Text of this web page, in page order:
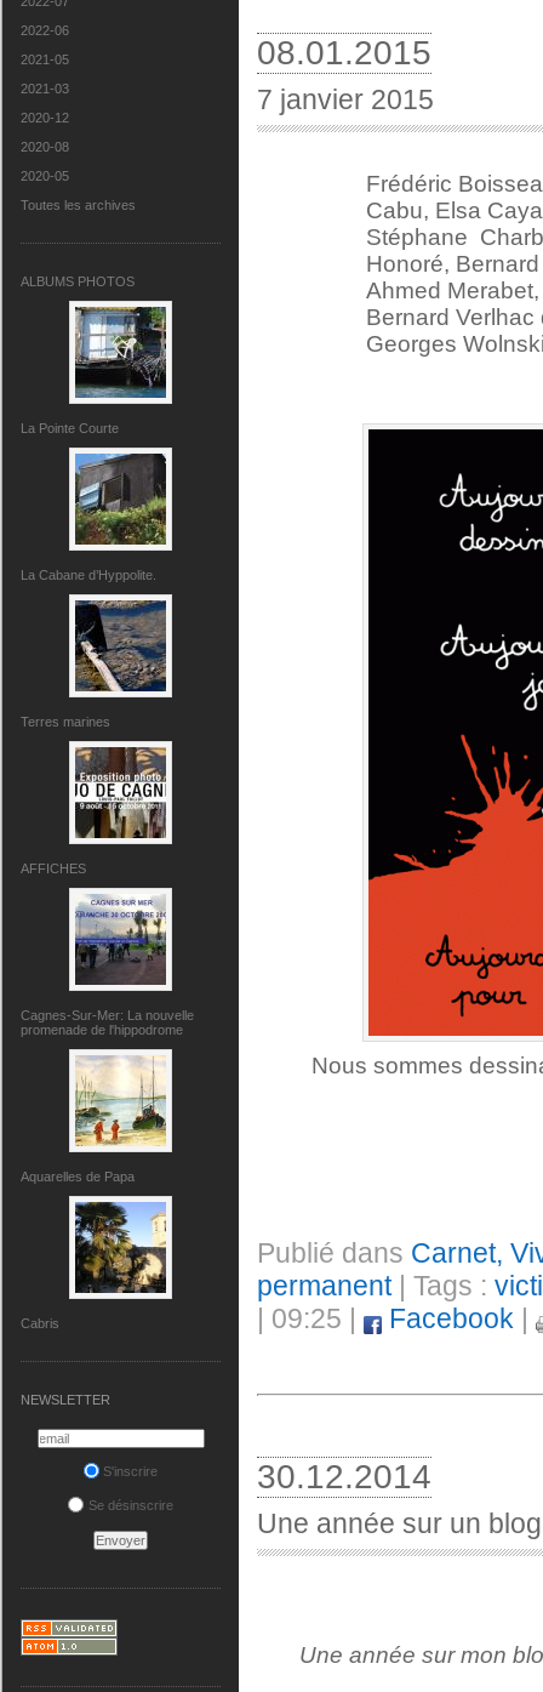
2022-06
2021-05
2021-03
2020-12
2020-08
2020-05
Toutes les archives
ALBUMS PHOTOS
La Pointe Courte
La Cabane d’Hyppolite.
Terres marines
AFFICHES
Cagnes-Sur-Mer: La nouvelle
promenade de l'hippodrome
Aquarelles de Papa
Cabris
NEWSLETTER
S'inscrire
Se désinscrire
08.01.2015
7 janvier 2015
Frédéric
Cabu, Elsa
Stéphane
Honoré,
Ahmed
Bernard Verlhac
Georges
Nous sommes
Publié dans Carnet,
permanent| Tags :
| 09:25 |
Facebook |
30.12.2014
Une année sur un
Une année sur mon